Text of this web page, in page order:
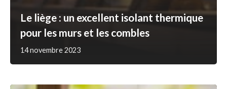
Le liège : un excellent isolant thermique
pour les murs et les combles
14 novembre 2023